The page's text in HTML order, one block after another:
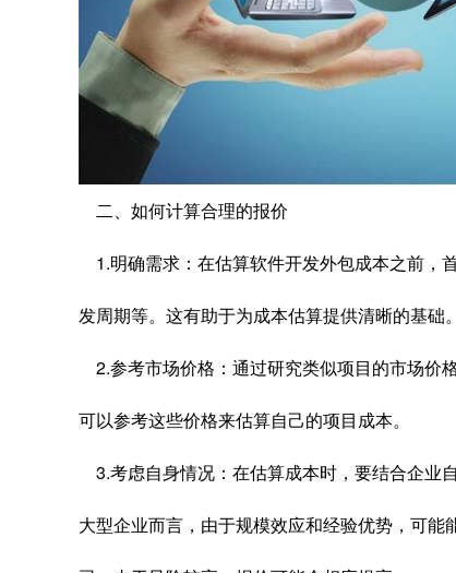
二、如何计算合理的报价
1.明确需求：在估算软件开发外包成本之前，
发周期等。这有助于为成本估算提供清晰的基础。
2.参考市场价格：通过研究类似项目的市场价
可以参考这些价格来估算自己的项目成本。
3.考虑自身情况：在估算成本时，要结合企业
大型企业而言，由于规模效应和经验优势，可